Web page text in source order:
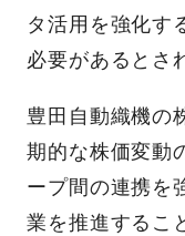
タ活用を強化す
必要があるとさ
豊田自動織機の
期的な株価変動
ープ間の連携を
業を推進するこ